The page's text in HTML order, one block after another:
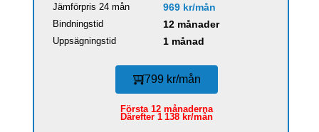
Jämförpris 24 mån 969 kr/mån
Bindningstid 12 månader
Uppsägningstid 1 månad
799 kr/mån
Första 12 månaderna
Därefter 1 138 kr/mån